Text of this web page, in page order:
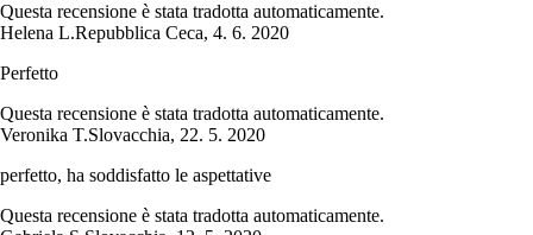
Questa recensione è stata tradotta automaticamente.
Helena L.Repubblica Ceca, 4. 6. 2020
Perfetto
Questa recensione è stata tradotta automaticamente.
Veronika T.Slovacchia, 22. 5. 2020
perfetto, ha soddisfatto le aspettative
Questa recensione è stata tradotta automaticamente.